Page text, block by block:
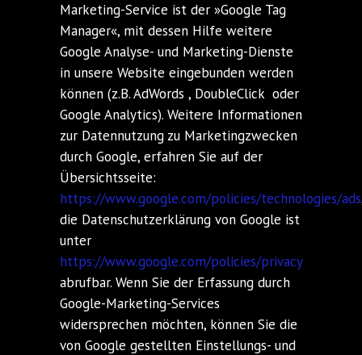
Marketing-Service ist der »Google Tag
Manager«, mit dessen Hilfe weitere
Google Analyse- und Marketing-Dienste
in unsere Website eingebunden werden
können (z.B. AdWords , DoubleClick oder
Google Analytics). Weitere Informationen
zur Datennutzung zu Marketingzwecken
durch Google, erfahren Sie auf der
Übersichtsseite:
https://www.google.com/policies/technologies/ads
die Datenschutzerklärung von Google ist
unter
https://www.google.com/policies/privacy
abrufbar. Wenn Sie der Erfassung durch
Google-Marketing-Services
widersprechen möchten, können Sie die
von Google gestellten Einstellungs- und